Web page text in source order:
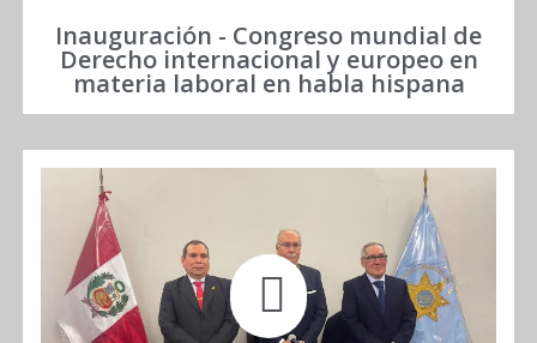
Inauguración - Congreso mundial de
Derecho internacional y europeo en
materia laboral en habla hispana